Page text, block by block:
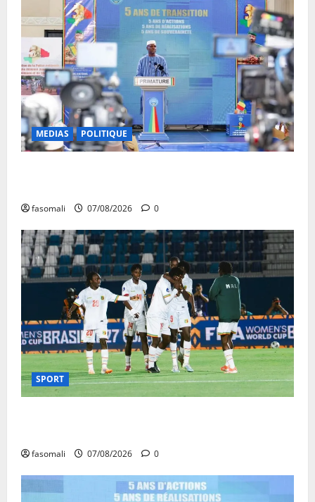
MEDIAS POLITIQUE
fasomali 07/08/2026 0
SPORT
fasomali 07/08/2026 0